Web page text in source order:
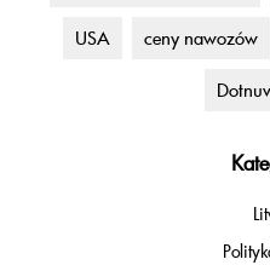
USA ceny nawozów